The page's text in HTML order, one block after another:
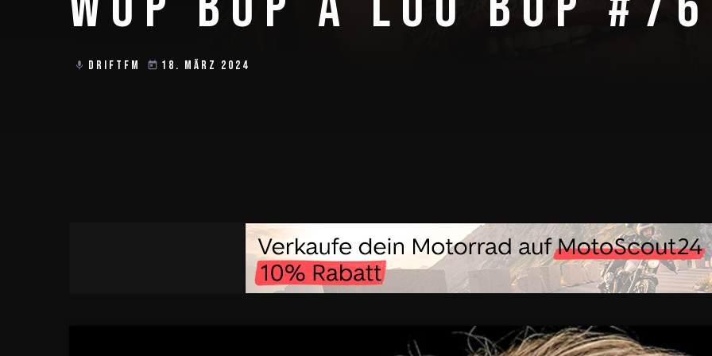
mic DRIFTFM today 18. MÄRZ 2024